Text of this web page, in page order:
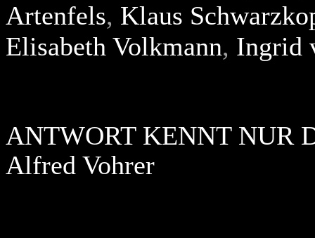
Artenfels, Klaus
Elisabeth Volkmann, Ingrid
ANTWORT KENNT NUR
Alfred Vohrer